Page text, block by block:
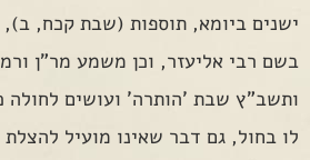
ישנים ביומא, תוספות (שבת קכח,
בשם רבי אליעזר, וכן משמע מר"ן
ותשב"ץ שבת 'הותרה' ועושים לחולה
לו בחול, גם דבר שאינו מועיל